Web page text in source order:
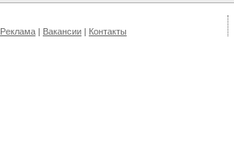
Реклама | Вакансии | Контакты